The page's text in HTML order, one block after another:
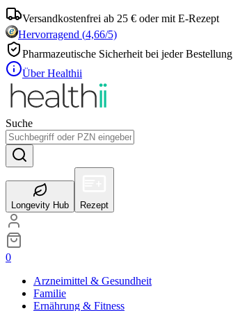
Versandkostenfrei ab 25 € oder mit E-Rezept
Hervorragend (4,66/5)
Pharmazeutische Sicherheit bei jeder Bestellung
Über Healthii
Suche
Longevity Hub Rezept
0
Arzneimittel & Gesundheit
Familie
Ernährung & Fitness